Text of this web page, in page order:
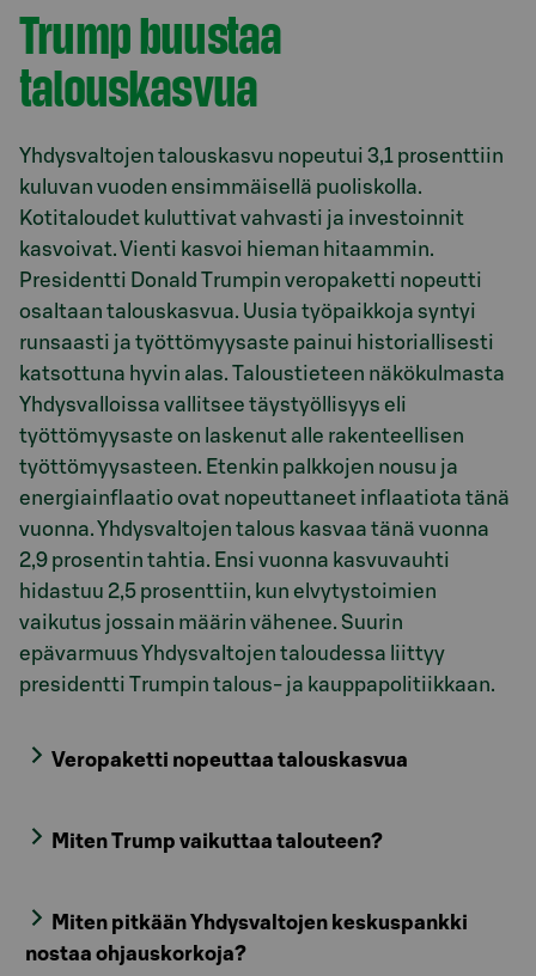
Trump buustaa
talouskasvua
Yhdysvaltojen talouskasvu nopeutui 3,1 prosenttiin
kuluvan vuoden ensimmäisellä puoliskolla.
Kotitaloudet kuluttivat vahvasti ja investoinnit
kasvoivat. Vienti kasvoi hieman hitaammin.
Presidentti Donald Trumpin veropaketti nopeutti
osaltaan talouskasvua. Uusia työpaikkoja syntyi
runsaasti ja työttömyysaste painui historiallisesti
katsottuna hyvin alas. Taloustieteen näkökulmasta
Yhdysvalloissa vallitsee täystyöllisyys eli
työttömyysaste on laskenut alle rakenteellisen
työttömyysasteen. Etenkin palkkojen nousu ja
energiainflaatio ovat nopeuttaneet inflaatiota tänä
vuonna. Yhdysvaltojen talous kasvaa tänä vuonna
2,9 prosentin tahtia. Ensi vuonna kasvuvauhti
hidastuu 2,5 prosenttiin, kun elvytystoimien
vaikutus jossain määrin vähenee. Suurin
epävarmuus Yhdysvaltojen taloudessa liittyy
presidentti Trumpin talous- ja kauppapolitiikkaan.
Veropaketti nopeuttaa talouskasvua
Miten Trump vaikuttaa talouteen?
Miten pitkään Yhdysvaltojen keskuspankki
nostaa ohjauskorkoja?